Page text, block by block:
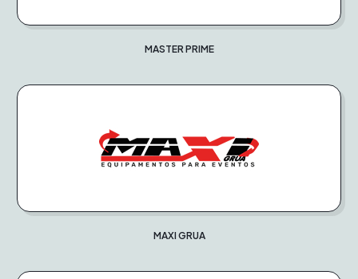
MASTER PRIME
MAXI GRUA